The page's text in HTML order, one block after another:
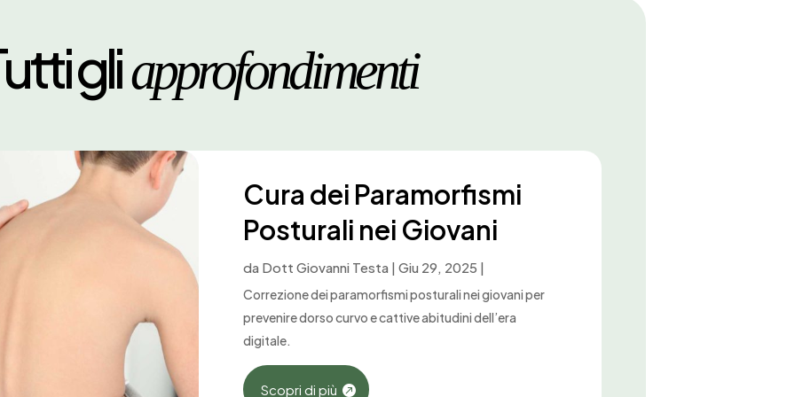
gliapprofondimenti
Cura dei Paramorfismi
Posturali nei Giovani
da Dott Giovanni Testa | Giu 29, 2025 |
Correzione dei paramorfismi posturali nei giovani per
prevenire dorso curvo e cattive abitudini dell’era
digitale.
Scopri di più